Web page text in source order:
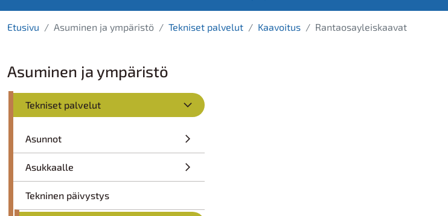
Etusivu Asuminen ja ympäristö Tekniset palvelut Kaavoitus Rantaosayleiskaavat
Asuminen ja ympäristö
Tekniset palvelut
Asunnot
Asukkaalle
Tekninen päivystys